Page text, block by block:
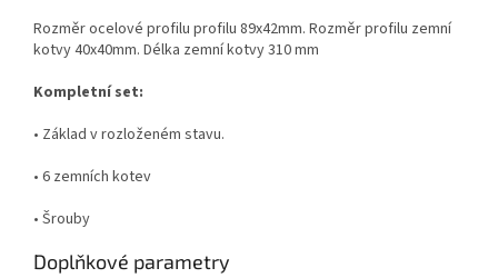
Rozměr ocelové profilu profilu 89x42mm. Rozměr profilu zemní
kotvy 40x40mm. Délka zemní kotvy 310 mm
Kompletní set:
• Základ v rozloženém stavu.
• 6 zemních kotev
• Šrouby
Doplňkové parametry